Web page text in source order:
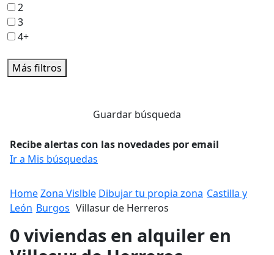
2
3
4+
Más filtros
Guardar búsqueda
Recibe alertas con las novedades por email
Ir a Mis búsquedas
HomeZona Vislble Dibujar tu propia zona Castilla y
León Burgos Villasur de Herreros
0 viviendas en alquiler en